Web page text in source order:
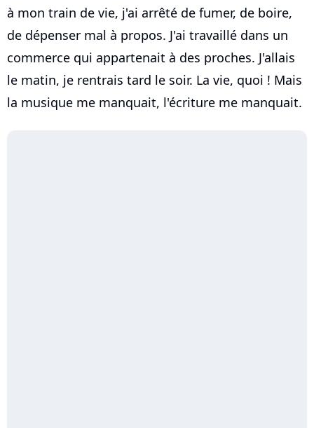
à mon train de vie, j'ai arrêté de fumer, de boire,
de dépenser mal à propos. J'ai travaillé dans un
commerce qui appartenait à des proches. J'allais
le matin, je rentrais tard le soir. La vie, quoi ! Mais
la musique me manquait, l'écriture me manquait.